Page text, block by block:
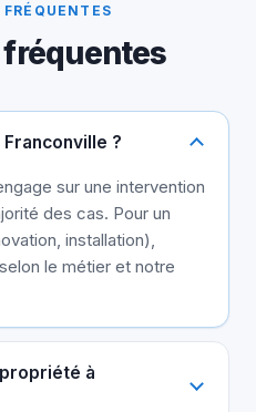
?
sur une intervention
des cas. Pour un
installation),
le métier et notre
à